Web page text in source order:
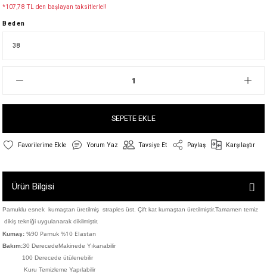
*107,78 TL den başlayan taksitlerle!!
Beden
SEPETE EKLE
Yorum Yaz Tavsiye Et Paylaş Karşılaştır
Ürün Bilgisi
Pamuklu esnek kumaştan üretilmiş straples üst. Çift kat kumaştan üretilmiştir.Tamamen temiz
dikiş tekniği uygulanarak dikilmiştir.
Kumaş: %90 Pamuk %10 Elastan
Bakım:30 DerecedeMakinede Yıkanabilir
100 Derecede ütülenebilir
Kuru Temizleme Yapılabilir